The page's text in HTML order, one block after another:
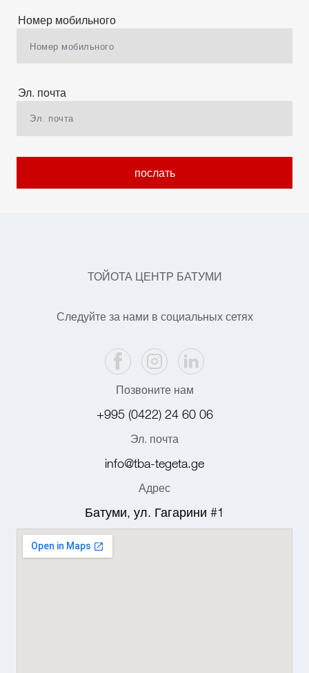
Номер мобильного
Эл. почта
послать
ТОЙОТА ЦЕНТР БАТУМИ
Следуйте за нами в социальных сетях
Позвоните нам
+995 (0422) 24 60 06
Эл. почта
info@tba-tegeta.ge
Адрес
Батуми, ул. Гагарини #1